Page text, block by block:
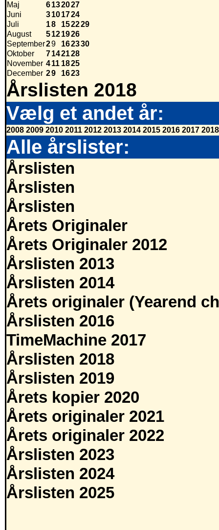
Maj
6132027
Juni
3101724
Juli
18 152229
August
5121926
September29 162330
Oktober
7142128
November 411 1825
December 29 1623
Årslisten 2018
Vælg et andet år:
2008 2009 2010 2011 2012 2013 2014 2015 2016 2017 2018
Alle årslister:
Årslisten
Årslisten
Årslisten
Årets Originaler
Årets Originaler 2012
Årslisten 2013
Årslisten 2014
Årets originaler (Yearend
Årslisten 2016
TimeMachine 2017
Årslisten 2018
Årslisten 2019
Årets kopier 2020
Årets originaler 2021
Årets originaler 2022
Årslisten 2023
Årslisten 2024
Årslisten 2025